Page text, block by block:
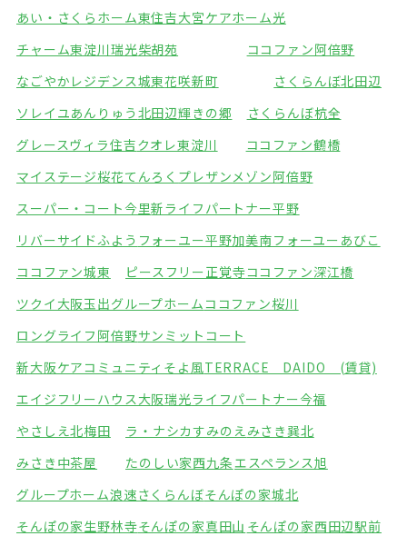
あい・さくらホーム東住吉大宮ケアホーム光
チャーム東淀川瑞光柴胡苑
ココファン阿倍野
なごやかレジデンス城東花咲新町
さくらんぼ北田辺
ソレイユあんりゅう 北田辺輝きの郷
さくらんぼ杭全
グレースヴィラ住吉クオレ東淀川
ココファン鶴橋
マイステージ桜花てんろく プレザンメゾン阿倍野
スーパー・コート今里新ライフパートナー平野
リバーサイドふよう フォーユー平野加美南フォーユーあびこ
ココファン城東
ピースフリー正覚寺ココファン深江橋
ツクイ大阪玉出グループホームココファン桜川
ロングライフ阿倍野サンミットコート
新大阪ケアコミュニティそよ風TERRACE DAIDO (賃貸)
エイジフリーハウス大阪瑞光ライフパートナー今福
やさしえ北梅田
ラ・ナシカすみのえみさき巽北
みさき中茶屋
たのしい家西九条エスペランス旭
グループホーム浪速さくらんぼそんぽの家城北
そんぽの家生野林寺そんぽの家真田山 そんぽの家西田辺駅前